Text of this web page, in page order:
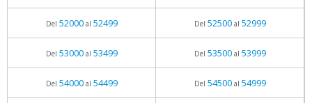
Del 52000al 52499 Del 52500al 52999
Del 53000al 53499 Del 53500al 53999
Del 54000al 54499 Del 54500al 54999